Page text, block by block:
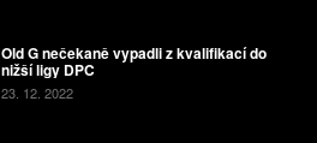
Old G nečekaně vypadli z kvalifikací do
nižší ligy DPC
23. 12. 2022